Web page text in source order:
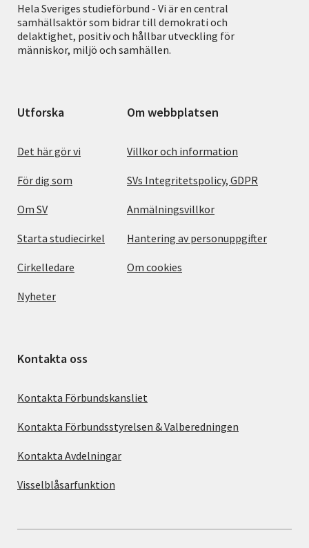
Hela Sveriges studieförbund - Vi är en central
samhällsaktör som bidrar till demokrati och
delaktighet, positiv och hållbar utveckling för
människor, miljö och samhällen.
Utforska
Det här gör vi
För dig som
Om SV
Starta studiecirkel
Cirkelledare
Nyheter
Om webbplatsen
Villkor och information
SVs Integritetspolicy, GDPR
Anmälningsvillkor
Hantering av personuppgifter
Om cookies
Kontakta oss
Kontakta Förbundskansliet
Kontakta Förbundsstyrelsen & Valberedningen
Kontakta Avdelningar
Visselblåsarfunktion